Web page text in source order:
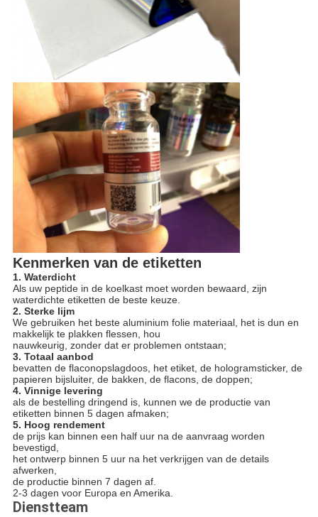
Kenmerken van de etiketten
1. Waterdicht
Als uw peptide in de koelkast moet worden bewaard, zijn
waterdichte etiketten de beste keuze.
2. Sterke lijm
We gebruiken het beste aluminium folie materiaal, het is dun en
makkelijk te plakken flessen, hou
nauwkeurig, zonder dat er problemen ontstaan;
3. Totaal aanbod
bevatten de flaconopslagdoos, het etiket, de hologramsticker, de
papieren bijsluiter, de bakken, de flacons, de doppen;
4. Vinnige levering
als de bestelling dringend is, kunnen we de productie van
etiketten binnen 5 dagen afmaken;
5. Hoog rendement
de prijs kan binnen een half uur na de aanvraag worden
bevestigd,
het ontwerp binnen 5 uur na het verkrijgen van de details
afwerken,
de productie binnen 7 dagen af.
2-3 dagen voor Europa en Amerika.
Dienstteam